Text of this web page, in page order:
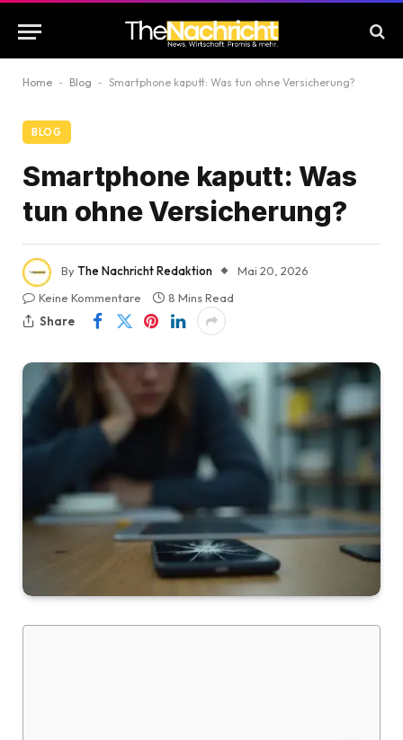
Home - Blog - Smartphone kaputt: Was tun ohne Versicherung?
BLOG
Smartphone kaputt: Was
tun ohne Versicherung?
ByThe Nachricht Redaktion
Mai 20, 2026
Keine Kommentare
8 Mins Read
Share